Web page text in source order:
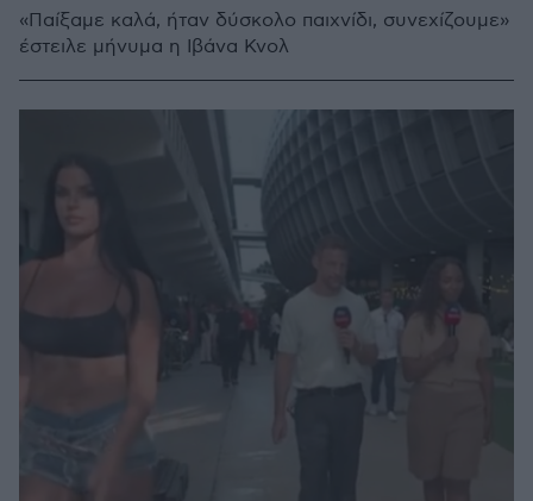
«Παίξαμε καλά, ήταν δύσκολο παιχνίδι, συνεχίζουμε»
έστειλε μήνυμα η Ιβάνα Κνολ